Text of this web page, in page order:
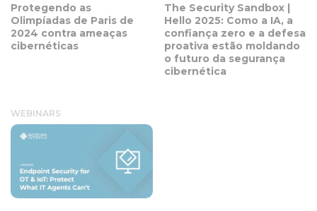
Protegendo as
Olimpíadas de Paris de
2024 contra ameaças
cibernéticas
The Security Sandbox |
Hello 2025: Como a IA, a
confiança zero e a defesa
proativa estão moldando
o futuro da segurança
cibernética
WEBINARS